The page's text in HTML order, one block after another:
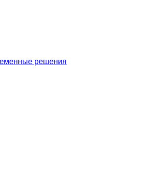
решения